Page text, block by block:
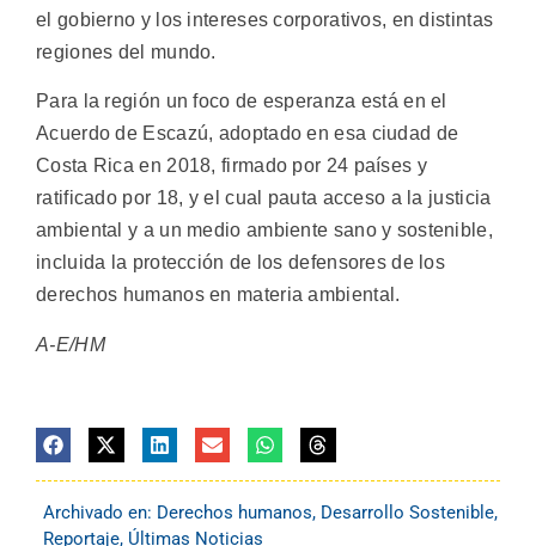
el gobierno y los intereses corporativos, en distintas
regiones del mundo.
Para la región un foco de esperanza está en el
Acuerdo de Escazú, adoptado en esa ciudad de
Costa Rica en 2018, firmado por 24 países y
ratificado por 18, y el cual pauta acceso a la justicia
ambiental y a un medio ambiente sano y sostenible,
incluida la protección de los defensores de los
derechos humanos en materia ambiental.
A-E/HM
Archivado en: Derechos humanos, Desarrollo Sostenible,
Reportaje, Últimas Noticias